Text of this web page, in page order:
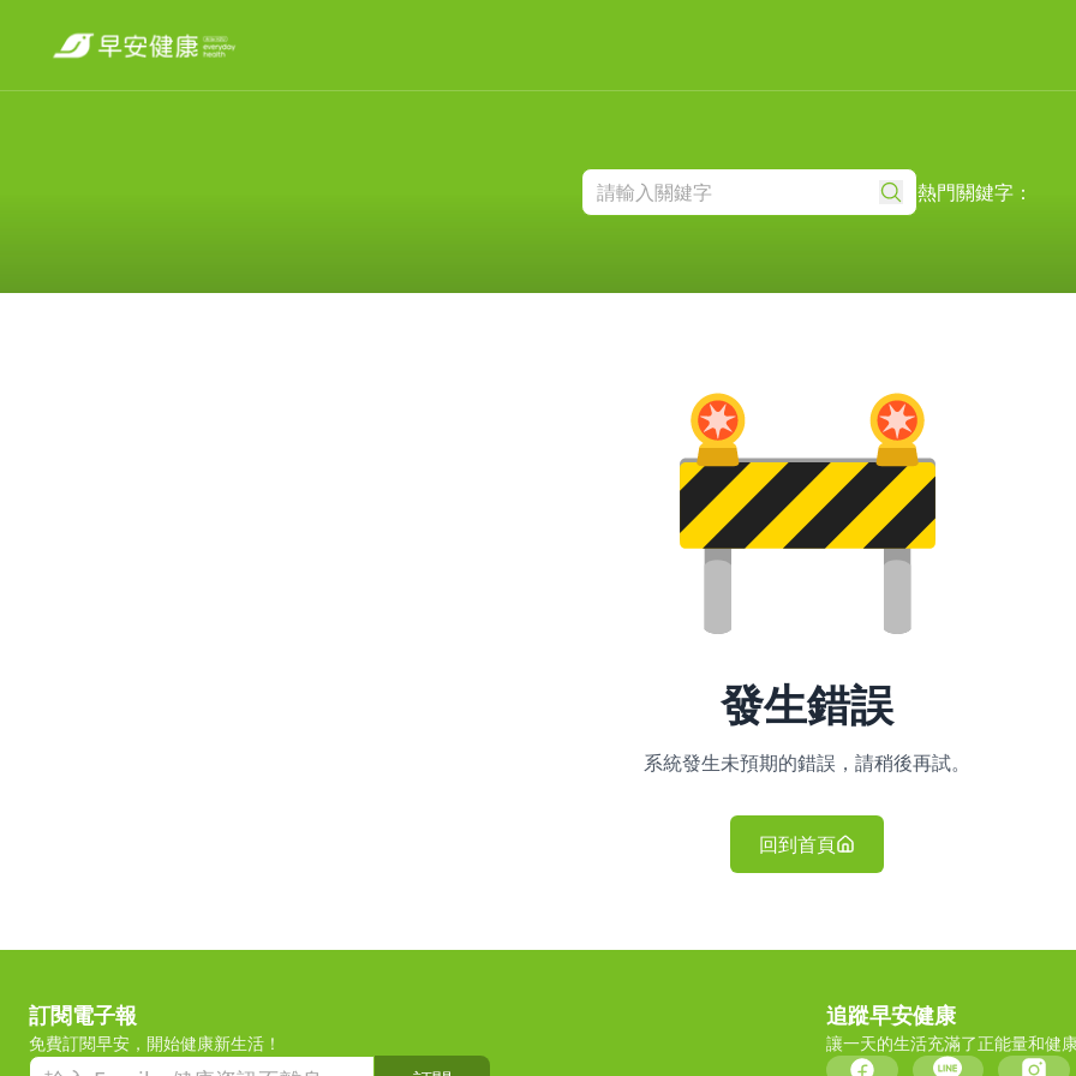
熱門關鍵字：
發生錯誤
系統發生未預期的錯誤，請稍後再試。
回到首頁
訂閱電子報
免費訂閱早安，開始健康新生活！
追蹤早安健康
讓一天的生活充滿了正能量和健